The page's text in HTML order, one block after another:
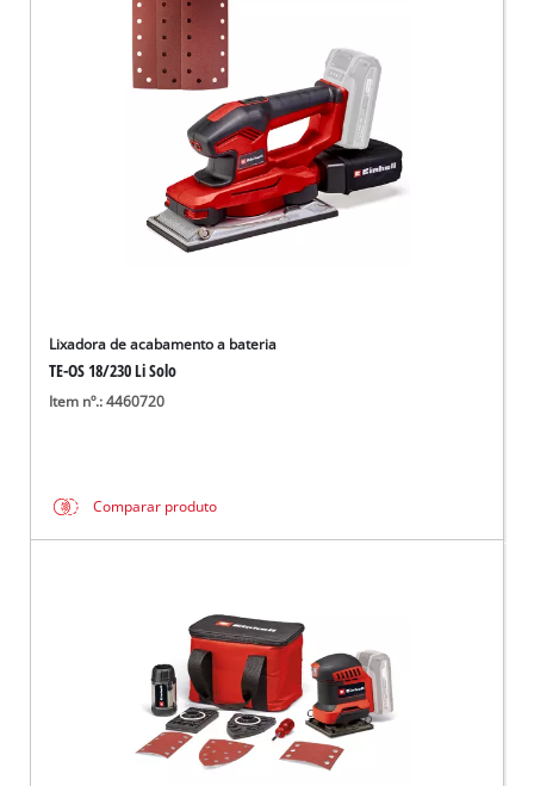
Lixadora de acabamento a bateria
TE-OS 18/230 Li Solo
Item nº.: 4460720
Comparar produto